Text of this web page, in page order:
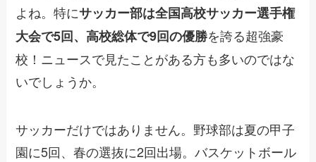
よね。特にサッカー部は全国高校サッカー選手権
大会で5回、高校総体で9回の優勝を誇る超強豪
校！ニュースで見たことがある方も多いのではな
いでしょうか。
サッカーだけではありません。野球部は夏の甲子
園に5回、春の選抜に2回出場。バスケットボール